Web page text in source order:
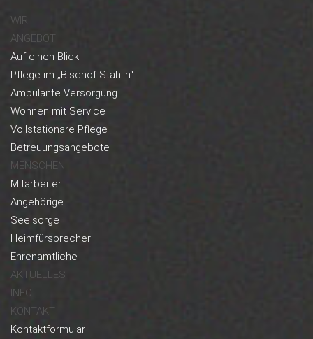
WIR
ANGEBOT
Auf einen Blick
Pflege im „Bischof Stählin“
Ambulante Versorgung
Wohnen mit Service
Vollstationäre Pflege
Betreuungsangebote
MENSCHEN
Mitarbeiter
Angehörige
Seelsorge
Heimfürsprecher
Ehrenamtliche
AKTUELLES
INFO
KONTAKT
Kontaktformular